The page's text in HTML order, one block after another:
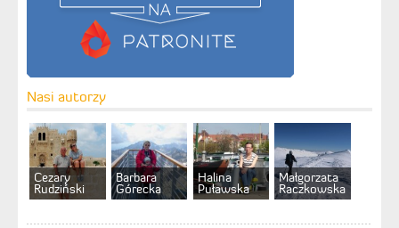
Nasi autorzy
Cezary
Rudziński
Barbara
Górecka
Halina
Puławska
Małgorzata
Raczkowska